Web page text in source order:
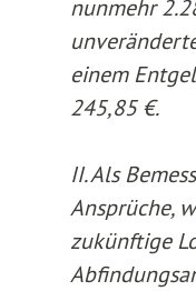
nunmehr
einem
245,85 €.
II. Als
Ansprüche,
zukünftige